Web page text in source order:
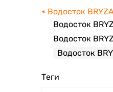
Водосток
Водосток
Водосток
Водосток
Теги